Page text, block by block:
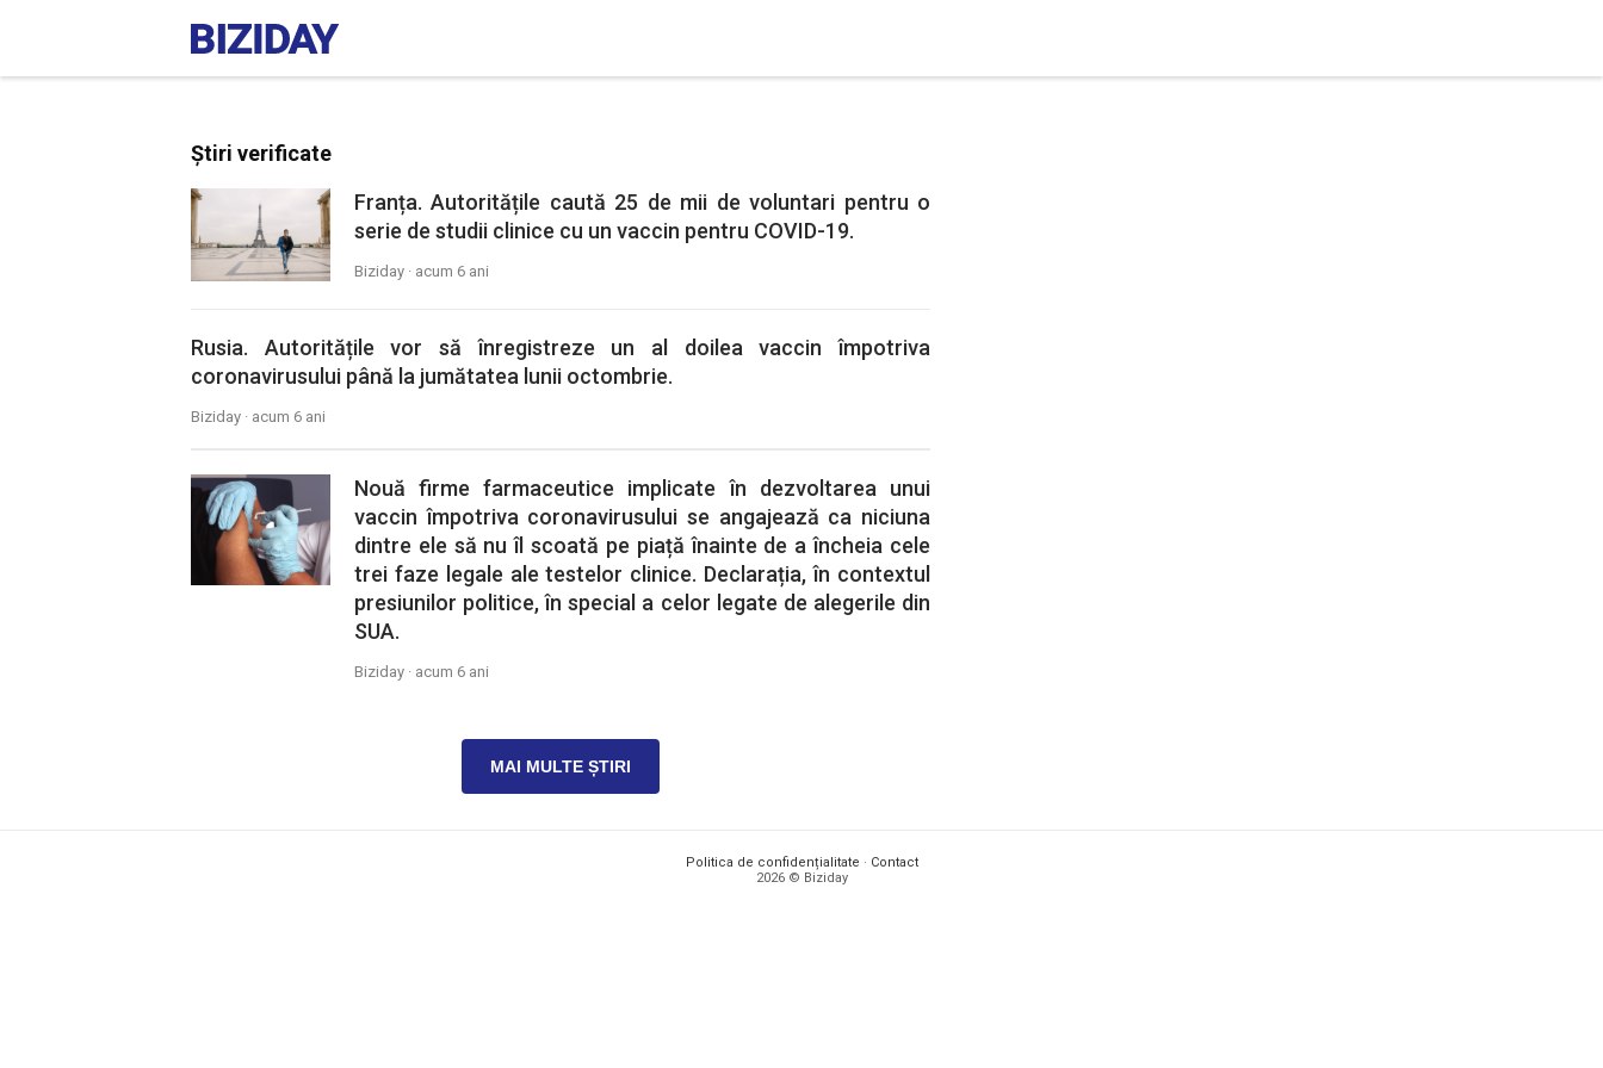
Știri verificate
Franța. Autoritățile caută 25 de mii de voluntari pentru o
serie de studii clinice cu un vaccin pentru COVID-19.
Biziday · acum 6 ani
Rusia. Autoritățile vor să înregistreze un al doilea vaccin împotriva
coronavirusului până la jumătatea lunii octombrie.
Biziday · acum 6 ani
Nouă firme farmaceutice implicate în dezvoltarea unui
vaccin împotriva coronavirusului se angajează ca niciuna
dintre ele să nu îl scoată pe piață înainte de a încheia cele
trei faze legale ale testelor clinice. Declarația, în contextul
presiunilor politice, în special a celor legate de alegerile din
SUA.
Biziday · acum 6 ani
MAI MULTE ȘTIRI
Politica de confidențialitate · Contact
2026 © Biziday